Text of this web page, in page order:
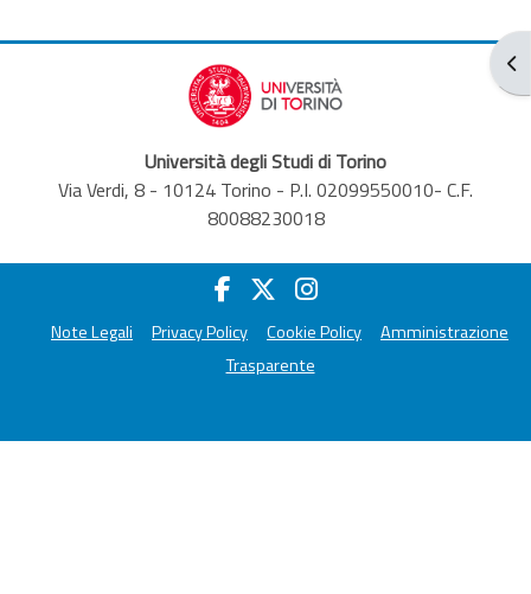
Università degli Studi di Torino
Via Verdi, 8 - 10124 Torino - P.I. 02099550010- C.F.
80088230018
Note Legali Privacy Policy Cookie Policy
Amministrazione
Trasparente